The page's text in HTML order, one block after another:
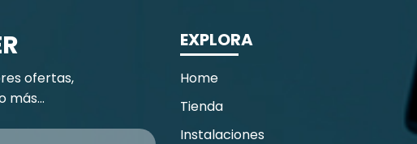
ofertas,
más...
EXPLORA
Home
Tienda
Instalaciones